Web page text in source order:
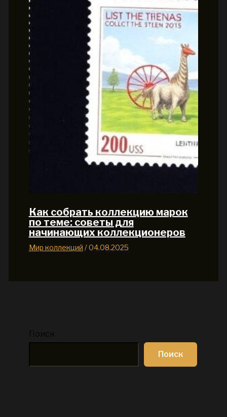
Как собрать коллекцию марок
по теме: советы для
начинающих коллекционеров
Мир коллекций /04.08.2025
Поиск
Поиск